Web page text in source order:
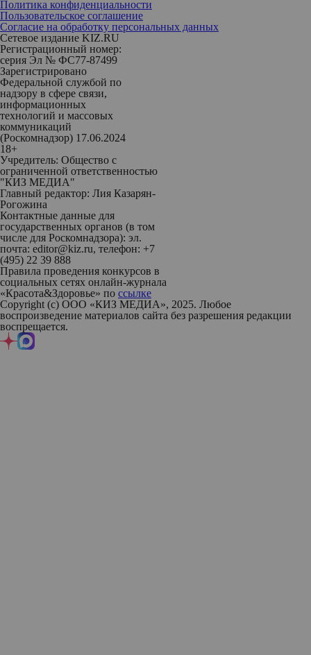
Политика конфиденциальности
Пользовательское соглашение
Согласие на обработку персональных данных
Сетевое издание KIZ.RU
Регистрационный номер:
серия Эл № ФС77-87499
Зарегистрировано
Федеральной службой по
надзору в сфере связи,
информационных
технологий и массовых
коммуникаций
(Роскомнадзор) 17.06.2024
18+
Учредитель: Общество с
ограниченной ответственностью
"КИЗ МЕДИА"
Главный редактор: Лия Казарян-
Рогожина
Контактные данные для
государственных органов (в том
числе для Роскомнадзора): эл.
почта: editor@kiz.ru, телефон: +7
(495) 22 39 888
Правила проведения конкурсов в
социальных сетях онлайн-журнала
«Красота&Здоровье» по ссылке
Copyright (с) ООО «КИЗ МЕДИА», 2025. Любое
воспроизведение материалов сайта без разрешения редакции
воспрещается.